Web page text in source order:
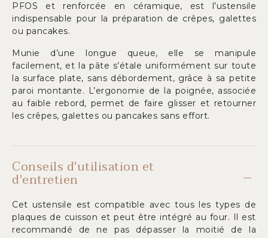
PFOS et renforcée en céramique, est l’ustensile
indispensable pour la préparation de crêpes, galettes
ou pancakes.
Munie d’une longue queue, elle se manipule
facilement, et la pâte s’étale uniformément sur toute
la surface plate, sans débordement, grâce à sa petite
paroi montante. L’ergonomie de la poignée, associée
au faible rebord, permet de faire glisser et retourner
les crêpes, galettes ou pancakes sans effort.
Conseils d'utilisation et
d'entretien
Cet ustensile est compatible avec tous les types de
plaques de cuisson et peut être intégré au four. Il est
recommandé de ne pas dépasser la moitié de la